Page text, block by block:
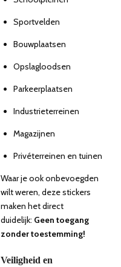
Sportvelden
Bouwplaatsen
Opslagloodsen
Parkeerplaatsen
Industrieterreinen
Magazijnen
Privéterreinen en tuinen
Waar je ook onbevoegden
wilt weren, deze stickers
maken het direct
duidelijk: Geen toegang
zonder toestemming!
Veiligheid en